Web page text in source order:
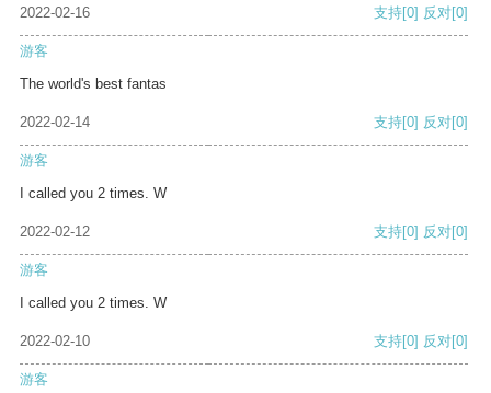
2022-02-16 支持[0] 反对[0]
游客
The world's best fantas
2022-02-14 支持[0] 反对[0]
游客
I called you 2 times. W
2022-02-12 支持[0] 反对[0]
游客
I called you 2 times. W
2022-02-10 支持[0] 反对[0]
游客